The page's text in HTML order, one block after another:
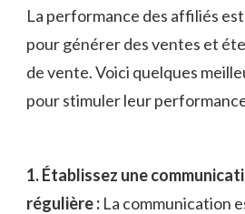
La performance des affiliés
pour générer des ventes et
de vente. Voici quelques
pour stimuler leur
1. Établissez ‌une
régulière : La communication